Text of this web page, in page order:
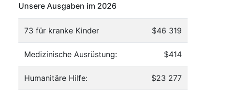
Unsere Ausgaben im 2026
73 für kranke Kinder $46 319
Medizinische Ausrüstung: $414
Humanitäre Hilfe: $23 277